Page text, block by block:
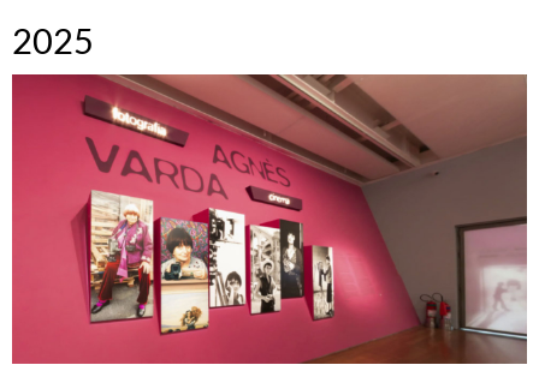
2025